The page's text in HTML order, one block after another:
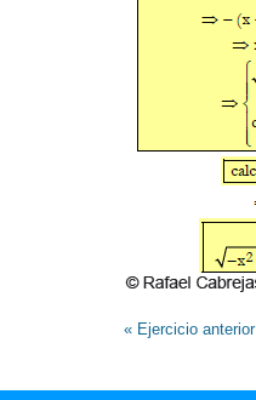
« Ejercicio anterior